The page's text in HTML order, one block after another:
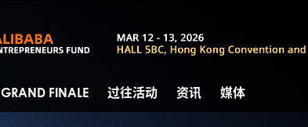
GRAND FINALE 过往活动 资讯 媒体